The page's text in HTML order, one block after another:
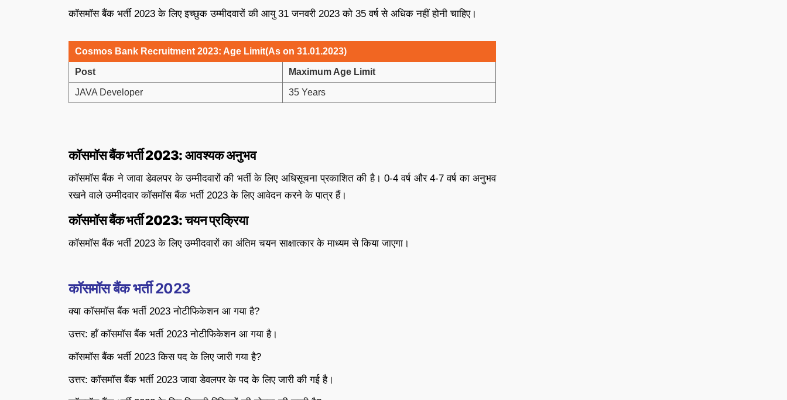
कॉसमॉस बैंक भर्ती 2023 के लिए इच्छुक उम्मीदवारों की आयु 31 जनवरी 2023 को 35 वर्ष से अधिक नहीं होनी चाहिए।
Cosmos Bank Recruitment 2023: Age Limit(As on 31.01.2023)
Post Maximum Age Limit
JAVA Developer 35 Years
कॉसमॉस बैंक भर्ती2023:आवश्यकअनुभव
कॉसमॉस बैंक ने जावा डेवलपर के उम्मीदवारों की भर्ती के लिए अधिसूचना प्रकाशित की है। 0-4 वर्ष और 4-7 वर्ष का अनुभव
रखने वाले उम्मीदवार कॉसमॉस बैंक भर्ती 2023 के लिए आवेदन करने के पात्र हैं।
कॉसमॉस बैंक भर्ती2023:चयन प्रक्रिया
कॉसमॉस बैंक भर्ती 2023 के लिए उम्मीदवारों का अंतिम चयन साक्षात्कार के माध्यम से किया जाएगा।
कॉसमॉस बैंक भर्ती2023
क्या कॉसमॉस बैंक भर्ती 2023 नोटीफिकेशन आ गया है?
उत्तर: हाँ कॉसमॉस बैंक भर्ती 2023 नोटीफिकेशन आ गया है।
कॉसमॉस बैंक भर्ती 2023 किस पद के लिए जारी गया है?
उत्तर: कॉसमॉस बैंक भर्ती 2023 जावा डेवलपर के पद के लिए जारी की गई है।